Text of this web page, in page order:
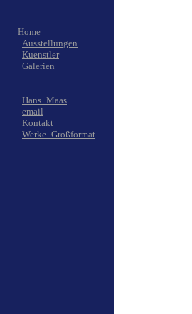
Home
Ausstellungen
Kuenstler
Galerien
Hans_Maas
email
Kontakt
Werke_Großformat